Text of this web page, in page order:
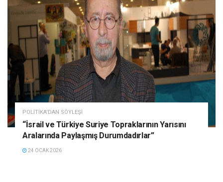
POLITIKA'DAN SÖYLEŞI
“İsrail ve Türkiye Suriye Topraklarının Yarısını
Aralarında Paylaşmış Durumdadırlar”
24 OCAK 2026